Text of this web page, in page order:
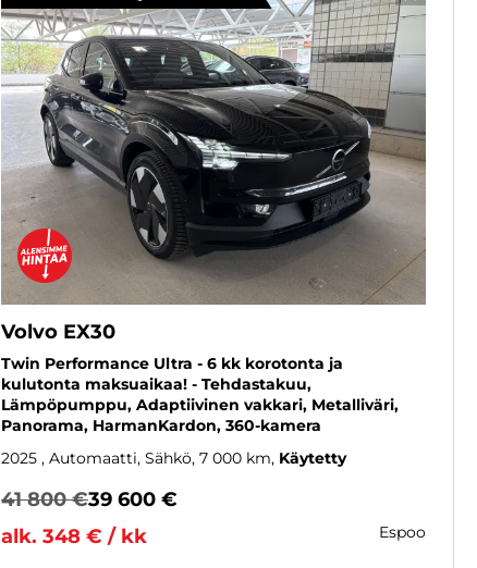
Volvo EX30
Twin Performance Ultra - 6 kk korotonta ja
kulutonta maksuaikaa! - Tehdastakuu,
Lämpöpumppu, Adaptiivinen vakkari, Metalliväri,
Panorama, HarmanKardon, 360-kamera
2025 , Automaatti, Sähkö, 7 000 km Käytetty
41 800 €39 600 €
alk. 348 € / kk
espoo